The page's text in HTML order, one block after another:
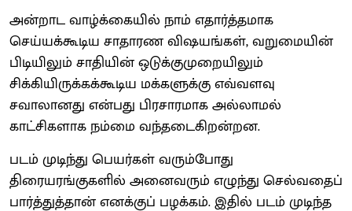
அன்றாட வாழ்க்கையில் நாம் எதார்த்தமாக
செய்யக்கூடிய சாதாரண விஷயங்கள், வறுமையின்
பிடியிலும் சாதியின் ஒடுக்குமுறையிலும்
சிக்கியிருக்கக்கூடிய மக்களுக்கு எவ்வளவு
சவாலானது என்பது பிரசாரமாக அல்லாமல்
காட்சிகளாக நம்மை வந்தடைகிறன்றன.
படம் முடிந்து பெயர்கள் வரும்போது
திரையரங்குகளில் அனைவரும் எழுந்து செல்வதைப்
பார்த்துத்தான் எனக்குப் பழக்கம். இதில் படம் முடிந்த